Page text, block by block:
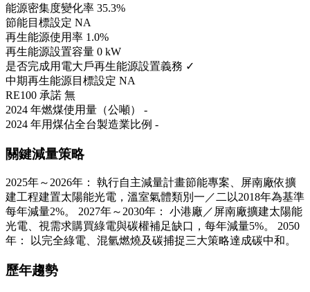
能源密集度變化率 35.3%
節能目標設定 NA
再生能源使用率 1.0%
再生能源設置容量 0 kW
是否完成用電大戶再生能源設置義務 ✓
中期再生能源目標設定 NA
RE100 承諾 無
2024 年燃煤使用量（公噸） -
2024 年用煤佔全台製造業比例 -
關鍵減量策略
2025年～2026年： 執行自主減量計畫節能專案、屏南廠依擴
建工程建置太陽能光電，溫室氣體類別一／二以2018年為基準
每年減量2%。 2027年～2030年： 小港廠／屏南廠擴建太陽能
光電、視需求購買綠電與碳權補足缺口，每年減量5%。 2050
年： 以完全綠電、混氫燃燒及碳捕捉三大策略達成碳中和。
歷年趨勢